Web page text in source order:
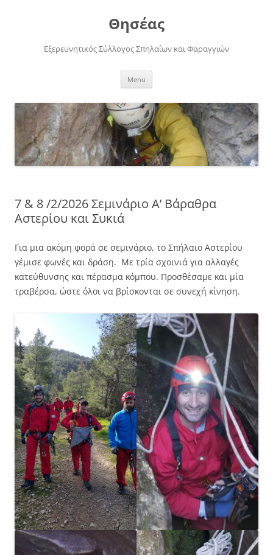
Θησέας
Εξερευνητικός Σύλλογος Σπηλαίων και Φαραγγιών
Menu
7 & 8 /2/2026 Σεμινάριο Α’ Βάραθρα
Αστερίου και Συκιά
Για μια ακόμη φορά σε σεμινάριο, το Σπήλαιο Αστερίου
γέμισε φωνές και δράση. Με τρία σχοινιά για αλλαγές
κατεύθυνσης και πέρασμα κόμπου. Προσθέσαμε και μία
τραβέρσα, ώστε όλοι να βρίσκονται σε συνεχή κίνηση.